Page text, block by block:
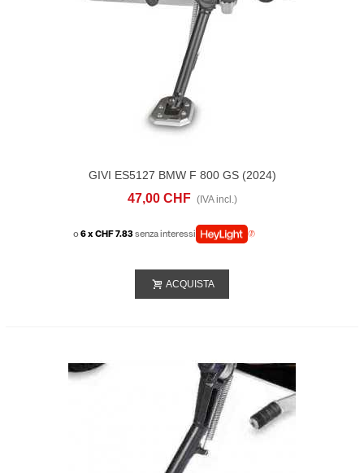
GIVI ES5127 BMW F 800 GS (2024)
47,00 CHF (IVA incl.)
o6 x CHF 7.83senza interessi
ACQUISTA